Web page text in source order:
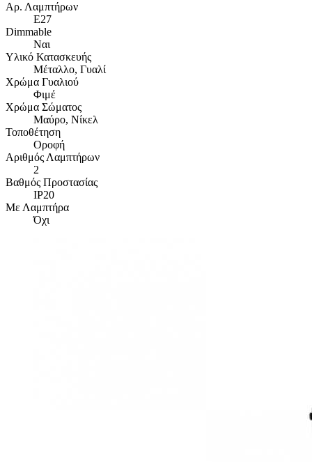
Αρ. Λαμπτήρων
Ε27
Dimmable
Ναι
Υλικό Κατασκευής
Μέταλλο, Γυαλί
Χρώμα Γυαλιού
Φιμέ
Χρώμα Σώματος
Μαύρο, Νίκελ
Τοποθέτηση
Οροφή
Αριθμός Λαμπτήρων
2
Βαθμός Προστασίας
IP20
Με Λαμπτήρα
Όχι